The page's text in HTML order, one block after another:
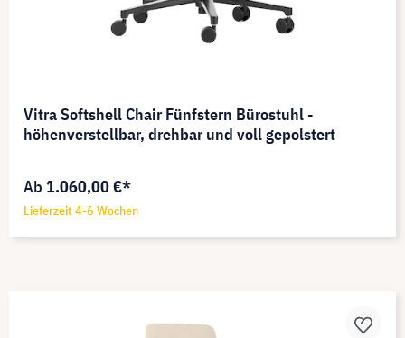
Vitra Softshell Chair Fünfstern Bürostuhl -
höhenverstellbar, drehbar und voll gepolstert
Ab 1.060,00 €*
Lieferzeit 4-6 WochenVitra Scout Work entdecken